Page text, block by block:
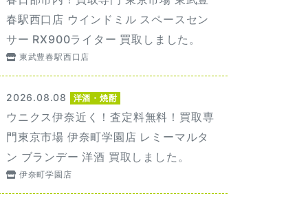
春駅西口店 ウインドミル スペースセン
サー RX900ライター 買取しました。
東武豊春駅西口店
2026.08.08 洋酒・焼酎
ウニクス伊奈近く！査定料無料！買取専
門東京市場 伊奈町学園店 レミーマルタ
ン ブランデー 洋酒 買取しました。
伊奈町学園店